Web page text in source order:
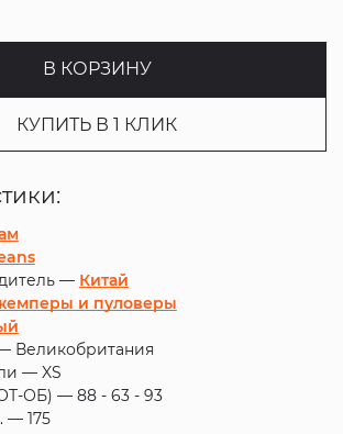
В КОРЗИНУ
КУПИТЬ В 1 КЛИК
— Китай
и пуловеры
Великобритания
— XS
ОБ) — 88 - 63 - 93
— 175